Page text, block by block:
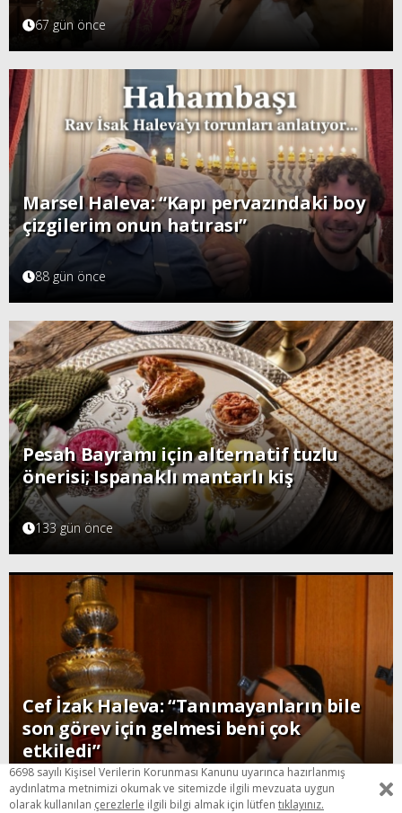
67 gün önce
Marsel Haleva: “Kapı pervazındaki boy
çizgilerim onun hatırası”
88 gün önce
Pesah Bayramı için alternatif tuzlu
önerisi; Ispanaklı mantarlı kiş
133 gün önce
Cef İzak Haleva: “Tanımayanların bile
son görev için gelmesi beni çok
etkiledi”
146 gün önce
6698 sayılı Kişisel Verilerin Korunması Kanunu uyarınca hazırlanmış
aydınlatma metnimizi okumak ve sitemizde ilgili mevzuata uygun
olarak kullanılan çerezlerle ilgili bilgi almak için lütfen tıklayınız.